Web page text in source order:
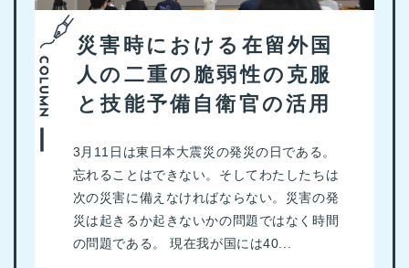
災害時における在留外国
人の二重の脆弱性の克服
と技能予備自衛官の活用
3月11日は東日本大震災の発災の日である。
忘れることはできない。そしてわたしたちは
次の災害に備えなければならない。災害の発
災は起きるか起きないかの問題ではなく時間
の問題である。 現在我が国には40...